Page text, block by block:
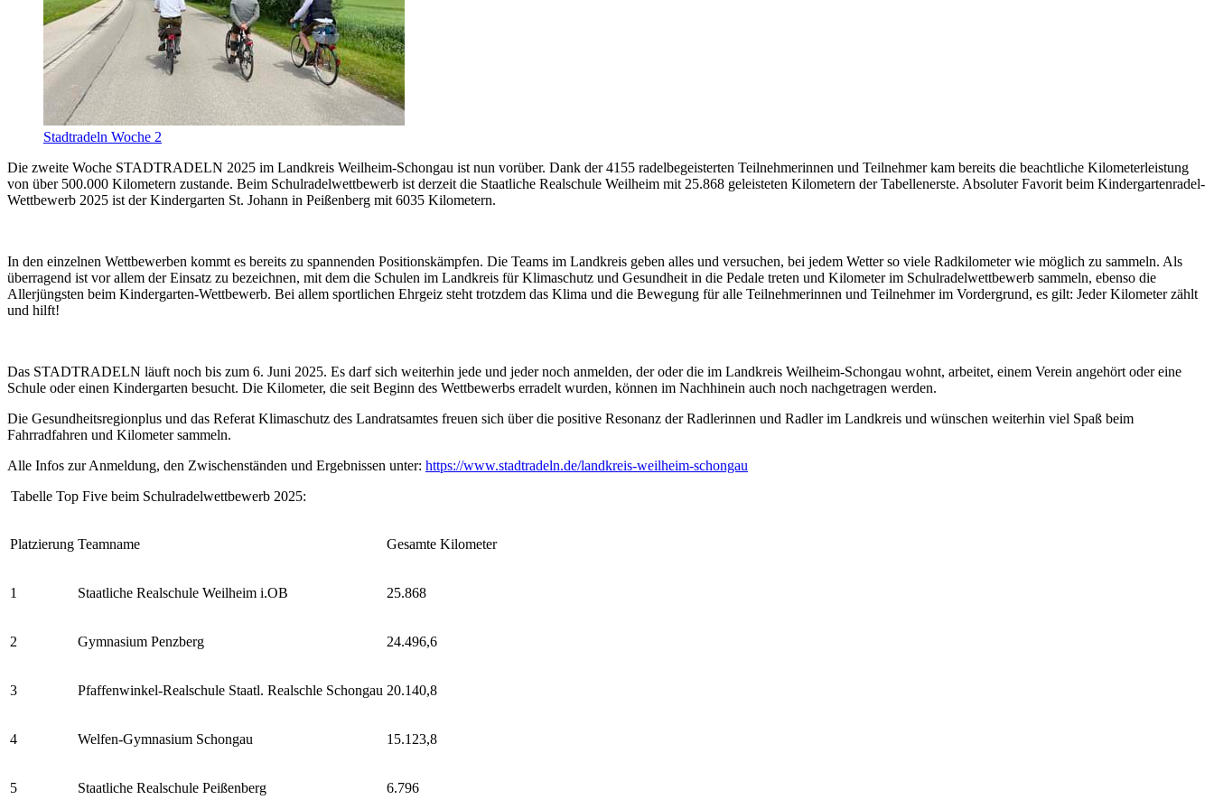
Stadtradeln Woche 2
Die zweite Woche STADTRADELN 2025 im Landkreis Weilheim-Schongau ist nun vorüber. Dank der 4155 radelbegeisterten Teilnehmerinnen und Teilnehmer kam bereits die beachtliche Kilometerleistung
von über 500.000 Kilometern zustande. Beim Schulradelwettbewerb ist derzeit die Staatliche Realschule Weilheim mit 25.868 geleisteten Kilometern der Tabellenerste. Absoluter Favorit beim Kindergartenradel-
Wettbewerb 2025 ist der Kindergarten St. Johann in Peißenberg mit 6035 Kilometern.
In den einzelnen Wettbewerben kommt es bereits zu spannenden Positionskämpfen. Die Teams im Landkreis geben alles und versuchen, bei jedem Wetter so viele Radkilometer wie möglich zu sammeln. Als
überragend ist vor allem der Einsatz zu bezeichnen, mit dem die Schulen im Landkreis für Klimaschutz und Gesundheit in die Pedale treten und Kilometer im Schulradelwettbewerb sammeln, ebenso die
Allerjüngsten beim Kindergarten-Wettbewerb. Bei allem sportlichen Ehrgeiz steht trotzdem das Klima und die Bewegung für alle Teilnehmerinnen und Teilnehmer im Vordergrund, es gilt: Jeder Kilometer zählt
und hilft!
Das STADTRADELN läuft noch bis zum 6. Juni 2025. Es darf sich weiterhin jede und jeder noch anmelden, der oder die im Landkreis Weilheim-Schongau wohnt, arbeitet, einem Verein angehört oder eine
Schule oder einen Kindergarten besucht. Die Kilometer, die seit Beginn des Wettbewerbs erradelt wurden, können im Nachhinein auch noch nachgetragen werden.
Die Gesundheitsregionplus und das Referat Klimaschutz des Landratsamtes freuen sich über die positive Resonanz der Radlerinnen und Radler im Landkreis und wünschen weiterhin viel Spaß beim
Fahrradfahren und Kilometer sammeln.
Alle Infos zur Anmeldung, den Zwischenständen und Ergebnissen unter: https://www.stadtradeln.de/landkreis-weilheim-schongau
Tabelle Top Five beim Schulradelwettbewerb 2025:
Platzierung Teamname Gesamte Kilometer
1 Staatliche Realschule Weilheim i.OB 25.868
2 Gymnasium Penzberg 24.496,6
3 Pfaffenwinkel-Realschule Staatl. Realschle Schongau 20.140,8
4 Welfen-Gymnasium Schongau 15.123,8
5 Staatliche Realschule Peißenberg 6.796